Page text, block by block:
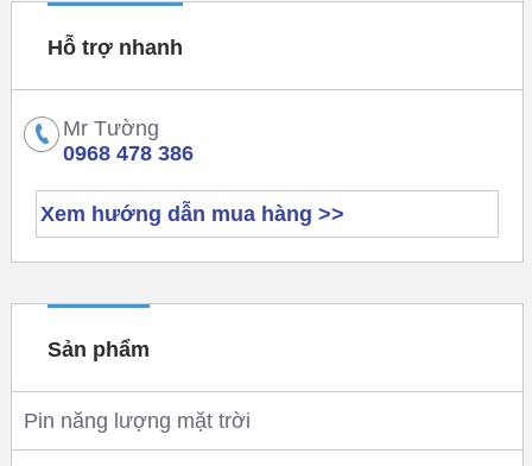
Hỗ trợ nhanh
Mr Tường
0968 478 386
Xem hướng dẫn mua hàng >>
Sản phẩm
Pin năng lượng mặt trời